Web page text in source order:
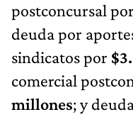
postconcursal por
deuda por
sindicatos por
comercial
millones; y